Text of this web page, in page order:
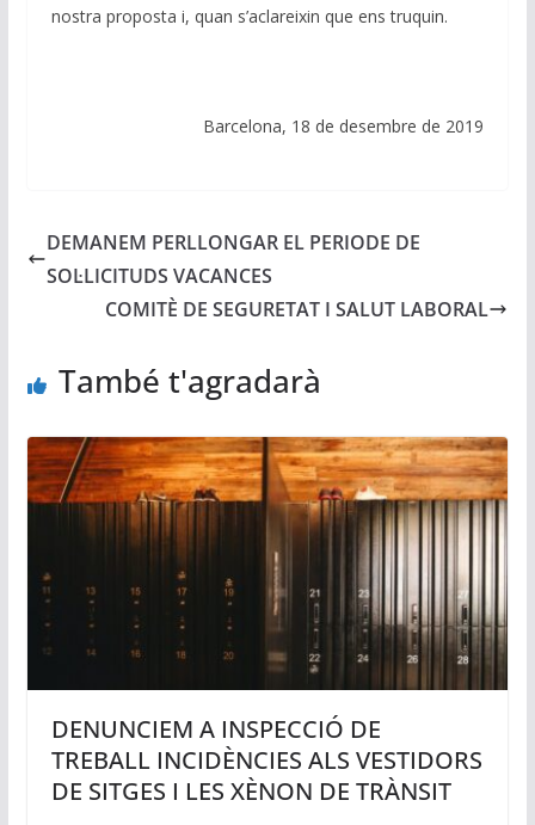
nostra proposta i, quan s’aclareixin que ens truquin.
Barcelona, 18 de desembre de 2019
DEMANEM PERLLONGAR EL PERIODE DE
SOL·LICITUDS VACANCES
COMITÈ DE SEGURETAT I SALUT LABORAL
També t'agradarà
DENUNCIEM A INSPECCIÓ DE
TREBALL INCIDÈNCIES ALS VESTIDORS
DE SITGES I LES XÈNON DE TRÀNSIT